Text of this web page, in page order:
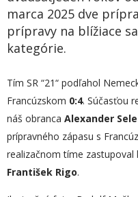
marca 2025 dve
prípravy na blížiace
kategórie.
Tím SR “21“ podľahol
Francúzskom 0:4. Súčasťou
náš obranca Alexander
prípravného zápasu s
realizačnom tíme zastupoval
František Rigo.